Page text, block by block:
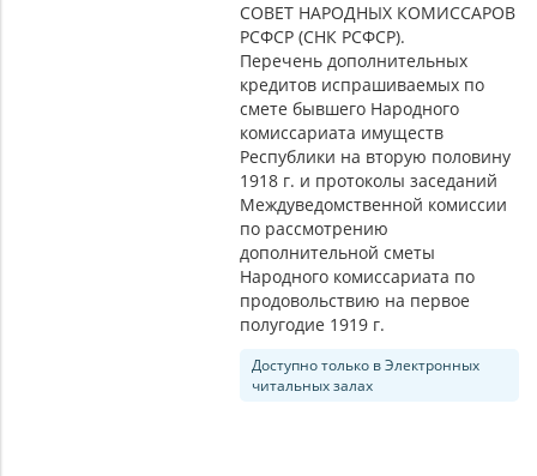
СОВЕТ НАРОДНЫХ КОМИССАРОВ
РСФСР (СНК РСФСР).
Перечень дополнительных
кредитов испрашиваемых по
смете бывшего Народного
комиссариата имуществ
Республики на вторую половину
1918 г. и протоколы заседаний
Междуведомственной комиссии
по рассмотрению
дополнительной сметы
Народного комиссариата по
продовольствию на первое
полугодие 1919 г.
Доступно только в Электронных
читальных залах